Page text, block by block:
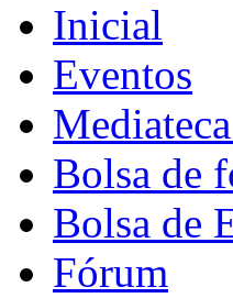
Inicial
Eventos
Bolsa de
Bolsa de
Fórum